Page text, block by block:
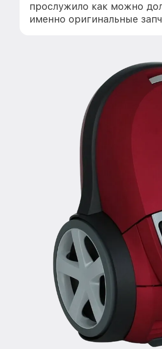
прослужило как можно
именно оригинальные